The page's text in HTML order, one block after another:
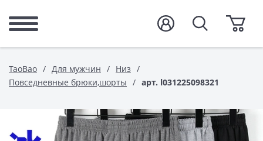
TaoBao Для мужчин
Низ
Повседневные брюки,шорты
арт. l031225098321